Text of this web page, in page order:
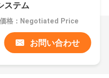
ステム
価格：Negotiated Price
お問い合わせ